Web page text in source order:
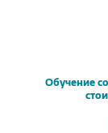
Обучение